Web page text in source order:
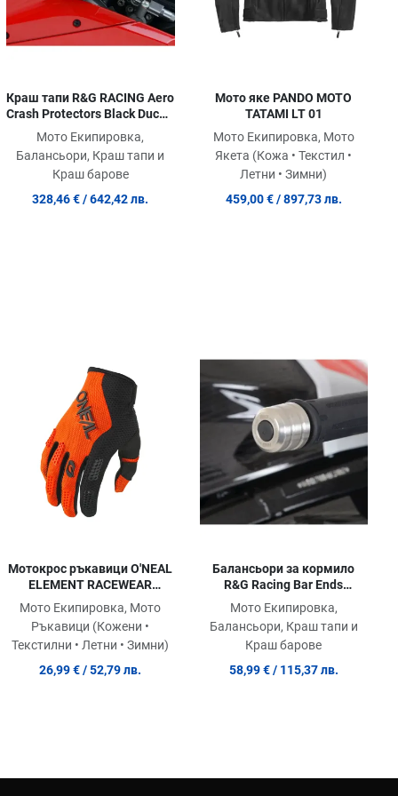
Краш тапи R&G RACING Aero
Crash Protectors Black Ducati
Panigale 899 13-15 / 959 16-
19 / 1299 15-17 / V2 20-24
Мото Екипировка,
Балансьори, Краш тапи и
Краш барове
328,46 € / 642,42 лв.
Мото яке PANDO MOTO
TATAMI LT 01
Мото Екипировка, Мото
Якета (Кожа • Текстил •
Летни • Зимни)
459,00 € / 897,73 лв.
продукт Сравни продукт
Mотокрос ръкавици O'NEAL
ELEMENT RACEWEAR
BLACK/ORANGE V.24
Мото Екипировка, Мото
Ръкавици (Кожени •
Текстилни • Летни • Зимни)
26,99 € / 52,79 лв.
Балансьори за кормило
R&G Racing Bar Ends
Stainless Steel BMW
S1000RR
Мото Екипировка,
Балансьори, Краш тапи и
Краш барове
58,99 € / 115,37 лв.